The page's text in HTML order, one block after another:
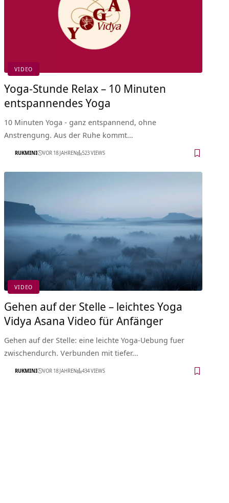
VIDEO
Yoga-Stunde Relax – 10 Minuten
entspannendes Yoga
10 Minuten Yoga - ganz entspannend, ohne
Anstrengung. Aus der Ruhe kommt…
RUKMINI VOR 18 JAHREN 523 VIEWS
VIDEO
Gehen auf der Stelle – leichtes Yoga
Vidya Asana Video für Anfänger
Gehen auf der Stelle: eine leichte Yoga-Uebung fuer
zwischendurch. Verbunden mit tiefer…
RUKMINI VOR 18 JAHREN 434 VIEWS